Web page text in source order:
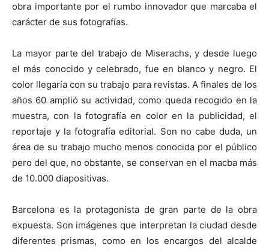
obra importante por el rumbo innovador que marcaba el
carácter de sus fotografías.
La mayor parte del trabajo de Miserachs, y desde luego
el más conocido y celebrado, fue en blanco y negro. El
color llegaría con su trabajo para revistas. A finales de los
años 60 amplió su actividad, como queda recogido en la
muestra, con la fotografía en color en la publicidad, el
reportaje y la fotografía editorial. Son no cabe duda, un
área de su trabajo mucho menos conocida por el público
pero del que, no obstante, se conservan en el macba más
de 10.000 diapositivas.
Barcelona es la protagonista de gran parte de la obra
expuesta. Son imágenes que interpretan la ciudad desde
diferentes prismas, como en los encargos del alcalde